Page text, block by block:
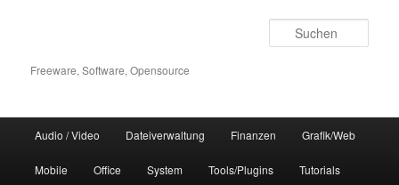
wechselnFreeware, Software, Opensource
Audio / Video Dateiverwaltung Finanzen Grafik/Web
Mobile Office System Tools/Plugins Tutorials